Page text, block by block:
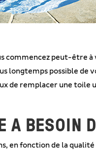
commencez peut-être
possible de
de remplacer une toile
BESOIN
en fonction de la